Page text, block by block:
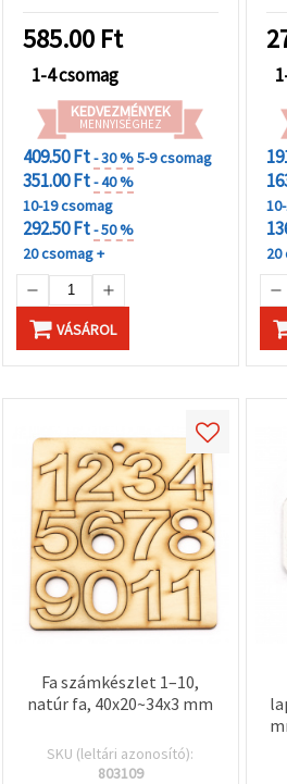
585.00 Ft
1-4 csomag
KEDVEZMÉNYEK
MENNYISÉGHEZ
409.50 Ft- 30 %5-9 csomag
351.00 Ft- 40 %
10-19 csomag
292.50 Ft- 50 %
20 csomag +
VÁSÁROL
20
Fa számkészlet 1–10,
natúr fa, 40x20~34x3 mm
SKU (leltári azonosító):
803109